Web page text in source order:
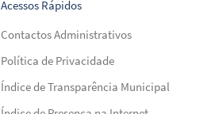
Acessos Rápidos
Contactos Administrativos
Política de Privacidade
Índice de Transparência Municipal